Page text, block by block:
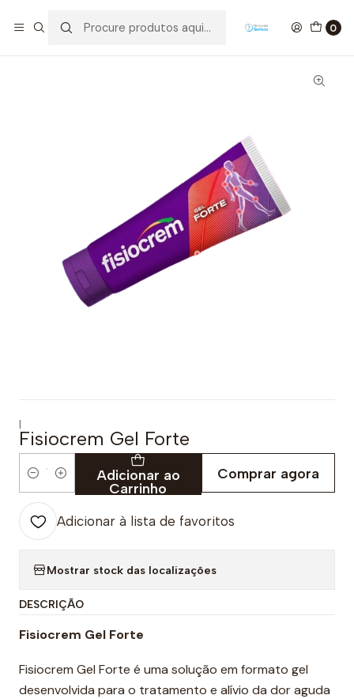
0
|
Fisiocrem Gel Forte
Quantidade
Adicionar ao
Carrinho
Comprar agora
Adicionar à lista de favoritos
Mostrar stock das localizações
DESCRIÇÃO
Fisiocrem Gel Forte
Fisiocrem Gel Forte é uma solução em formato gel
desenvolvida para o tratamento e alívio da dor aguda